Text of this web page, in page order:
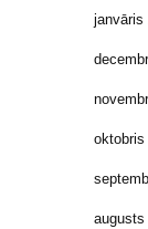
janvāris
oktobris
augusts